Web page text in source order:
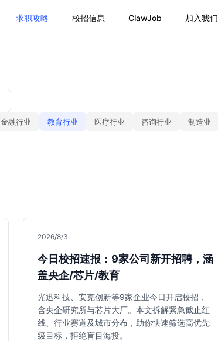
求职攻略 校招信息 ClawJob 加入我们
金融行业 教育行业 医疗行业 咨询行业 制造业
2026/8/3
今日校招速报：9家公司新开招聘，涵
盖央企/芯片/教育
光迅科技、安克创新等9家企业今日开启校招，
含央企研究所与芯片大厂。本文拆解紧急截止红
线、行业赛道及城市分布，助你快速筛选高优先
级目标，拒绝盲目海投。